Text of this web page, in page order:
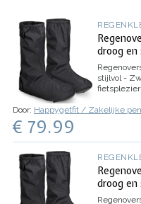
droog en
stijlvol -
voor
willen
Door: Happygetfit / Zakelijke
€ 79.99
droog en